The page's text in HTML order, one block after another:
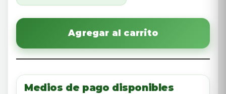
Agregar al carrito
Medios de pago disponibles